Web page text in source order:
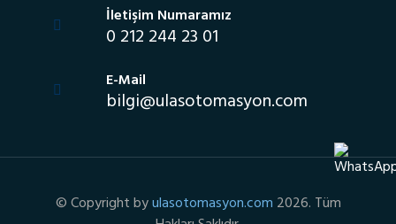
İletişim Numaramız
0 212 244 23 01
E-Mail
bilgi@ulasotomasyon.com
© Copyright byulasotomasyon.com 2026. Tüm